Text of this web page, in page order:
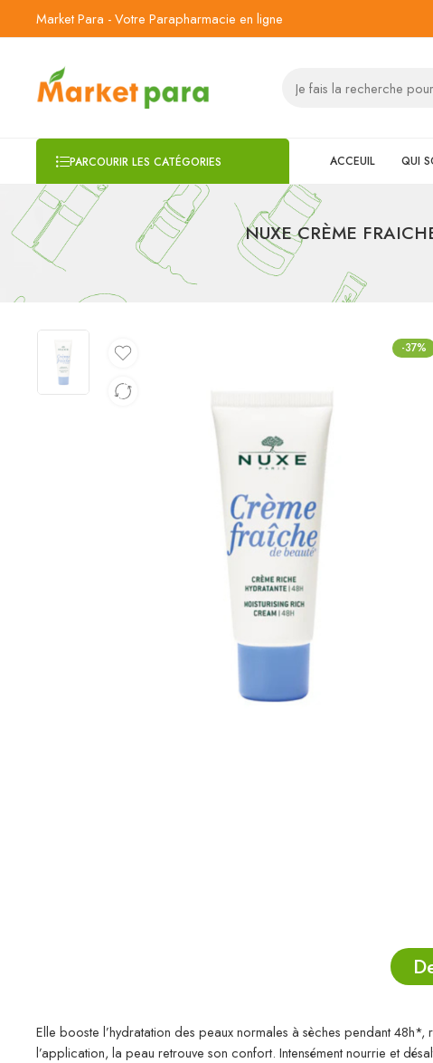
Market Para - Votre Parapharmacie en ligne
PARCOURIR LES CATÉGORIES ACCEUIL QUI
NUXE CRÈME
-37%
Elle booste l’hydratation des peaux normales à sèches pendant
l’application, la peau retrouve son confort. Intensément nourrie et